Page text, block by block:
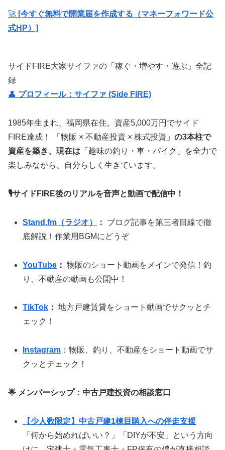
🚀 [今すぐ無料で開業届を作成する（マネーフォワード公
式HP）]
サイドFIRE大家サイファの「稼ぐ・増やす・遊ぶ」全記
録
👤 プロフィール：サイファ (Side FIRE)
1985年生まれ、福岡県在住。資産5,000万円でサイド
FIRE達成！ 「物販 × 不動産投資 × 株式投資」 の3本柱で
資産を築き、現在は 「趣味の釣り・車・バイク」を全力で
楽しみながら、自分らしく生きています。
🎙サイドFIRE後のリアルを音声と動画で配信中！
Stand.fm（ラジオ） ：
ブログ記事を第三者目線で徹
底解説！作業用BGMにどうぞ
YouTube ： 物販のショート動画をメインで発信！釣
り、不動産の動画も公開中！
TikTok ： 地方戸建賃貸をショート動画でサクッとチ
ェック！
Instagram ：物販、釣り、不動産をショート動画でサ
クッとチェック！
🌟 メンバーシップ：中古戸建投資の相談窓口
【少人数限定】中古戸建1棟目購入への伴走支援
「何から始めればいい？」「DIYが不安」という方向